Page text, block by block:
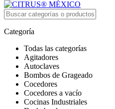
Categoría
Todas las categorías
Agitadores
Autoclaves
Bombos de Grageado
Cocedores
Cocedores a vacío
Cocinas Industriales